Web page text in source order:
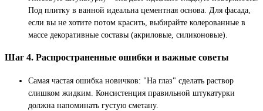
Под плитку в ванной идеальна цементная основа. Для фасада,
если вы не хотите потом красить, выбирайте колерованные в
массе декоративные составы (акриловые, силиконовые).
Шаг 4. Распространенные ошибки и важные советы
Самая частая ошибка новичков: "На глаз" сделать раствор
слишком жидким. Консистенция правильной штукатурки
должна напоминать густую сметану.